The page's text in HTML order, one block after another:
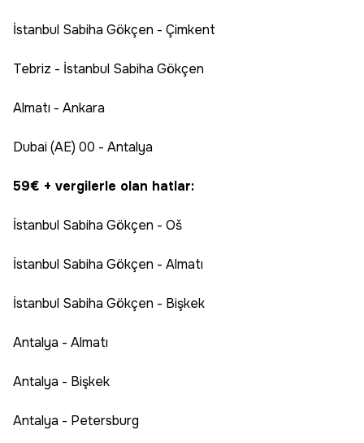
İstanbul Sabiha Gökçen - Çimkent
Tebriz - İstanbul Sabiha Gökçen
Almatı - Ankara
Dubai (AE) 00 - Antalya
59€ + vergilerle olan hatlar:
İstanbul Sabiha Gökçen - Oš
İstanbul Sabiha Gökçen - Almatı
İstanbul Sabiha Gökçen - Bişkek
Antalya - Almatı
Antalya - Bişkek
Antalya - Petersburg